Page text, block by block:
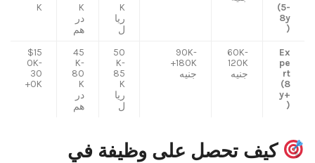
(5-
8y
)
K
ريا
ل
K
در
هم
K
Ex
pe
rt
(8
y+
)
60K-
120K
جنيه
90K-
180K+
جنيه
50
K-
85
K
ريا
ل
45
K-
80
K
در
هم
$15
0K-
30
0K+
كيف تحصل على وظيفة في